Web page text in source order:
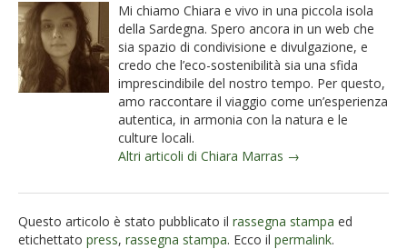
Mi chiamo Chiara e vivo in una piccola isola
della Sardegna. Spero ancora in un web che
sia spazio di condivisione e divulgazione, e
credo che l’eco-sostenibilità sia una sfida
imprescindibile del nostro tempo. Per questo,
amo raccontare il viaggio come un’esperienza
autentica, in armonia con la natura e le
culture locali.
Altri articoli di Chiara Marras →
Questo articolo è stato pubblicato il rassegna stampa ed
etichettato press, rassegna stampa. Ecco il permalink.